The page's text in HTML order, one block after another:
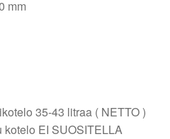
mm
35-43 litraa ( NETTO )
EI SUOSITELLA